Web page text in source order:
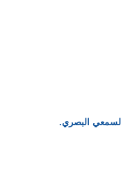
السمعي البصري.